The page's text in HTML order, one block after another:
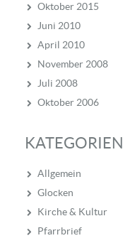
Oktober 2015
Juni 2010
April 2010
November 2008
Juli 2008
Oktober 2006
KATEGORIEN
Allgemein
Glocken
Kirche & Kultur
Pfarrbrief